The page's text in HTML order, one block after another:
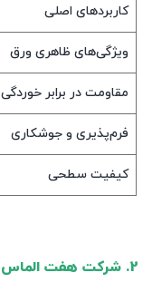
کاربردهای اصلی
ویژگی‌های ظاهری ورق
مقاومت در برابر خوردگی
فرم‌پذیری و جوشکاری
کیفیت سطحی
2. شرکت هفت الماس قزوین